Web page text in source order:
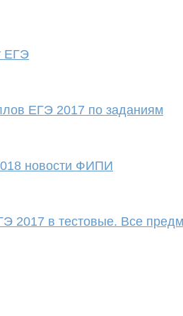
ЕГЭ
ЕГЭ 2017 по заданиям
новости ФИПИ
2017 в тестовые. Все